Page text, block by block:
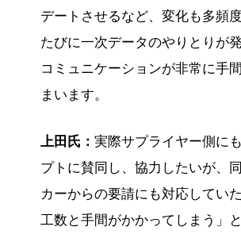
デートさせるなど、変化も多頻
たびに一次データのやりとりが発
コミュニケーションが非常に手
まいます。
上田氏： 実際サプライヤー側に
プトに賛同し、協力したいが、
カーからの要請にも対応してい
工数と手間がかかってしまう」